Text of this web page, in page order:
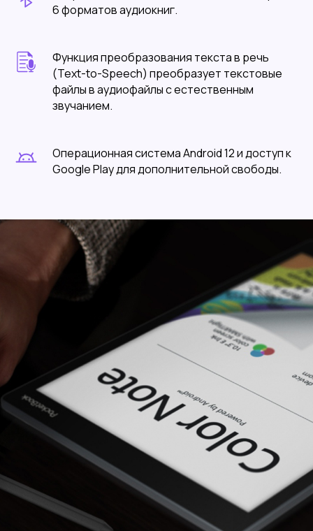
6 форматов аудиокниг.
Функция преобразования текста в речь
(Text-to-Speech) преобразует текстовые
файлы в аудиофайлы с естественным
звучанием.
Операционная система Android 12 и доступ к
Google Play для дополнительной свободы.